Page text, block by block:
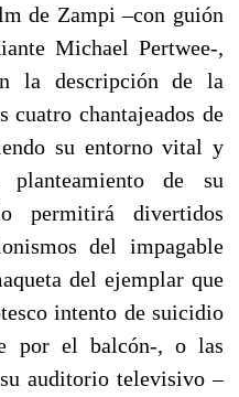
de Zampi –con guión
Michael Pertwee-,
la descripción de la
cuatro chantajeados de
su entorno vital y
de su
permitirá divertidos
del impagable
del ejemplar que
intento de suicidio
por el balcón-, o las
auditorio televisivo –